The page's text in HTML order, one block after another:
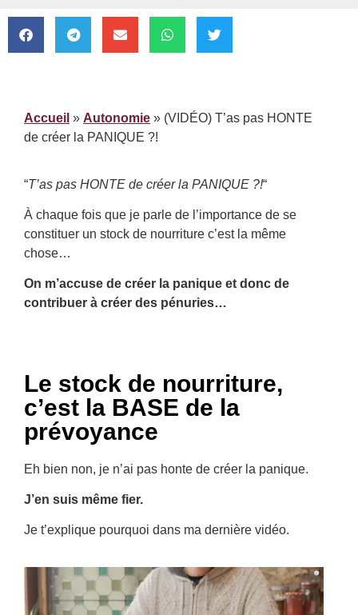
Accueil » Autonomie » (VIDÉO) T’as pas HONTE
de créer la PANIQUE ?!
“T’as pas HONTE de créer la PANIQUE ?!“
À chaque fois que je parle de l’importance de se
constituer un stock de nourriture c’est la même
chose…
On m’accuse de créer la panique et donc de
contribuer à créer des pénuries…
Le stock de nourriture,
c’est la BASE de la
prévoyance
Eh bien non, je n’ai pas honte de créer la panique.
J’en suis même fier.
Je t’explique pourquoi dans ma dernière vidéo.